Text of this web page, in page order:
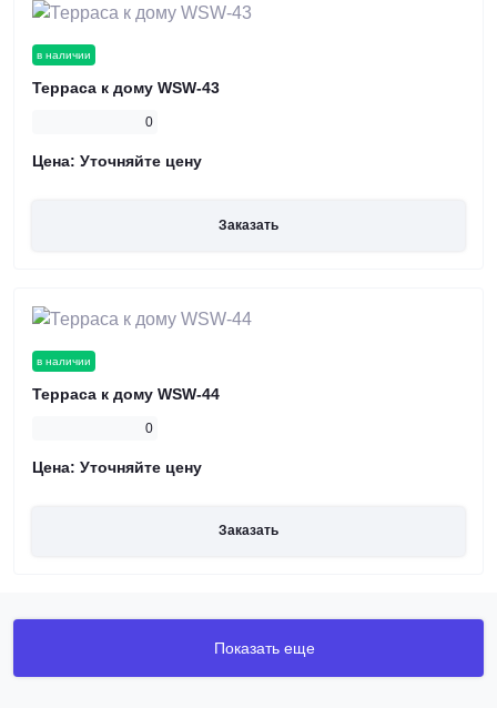
в наличии
Терраса к дому WSW-43
0
Цена: Уточняйте цену
Заказать
в наличии
Терраса к дому WSW-44
0
Цена: Уточняйте цену
Заказать
Показать еще